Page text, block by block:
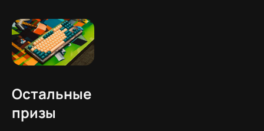
Остальные
призы